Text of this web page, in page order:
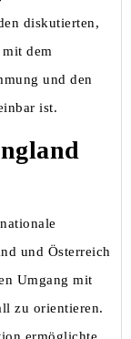
diskutierten,
dem
und den
ist.
und Österreich
Umgang mit
zu orientieren.